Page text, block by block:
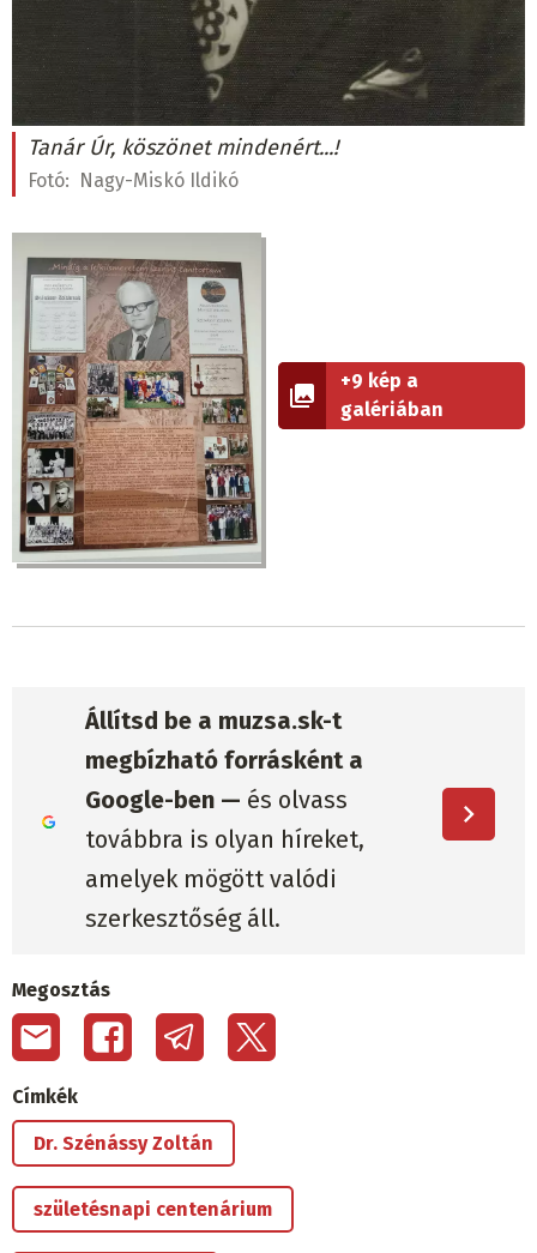
Tanár Úr, köszönet mindenért...!
Fotó: Nagy-Miskó Ildikó
+9 kép a
galériában
Állítsd be a muzsa.sk-t
megbízható forrásként a
Google-ben — és olvass
továbbra is olyan híreket,
amelyek mögött valódi
szerkesztőség áll.
Megosztás
Címkék
Dr. Szénássy Zoltán
születésnapi centenárium